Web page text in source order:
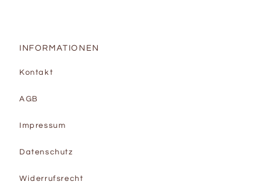
INFORMATIONEN
Kontakt
AGB
Impressum
Datenschutz
Widerrufsrecht